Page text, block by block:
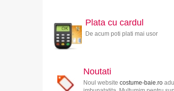
Plata cu cardul
De acum poti plati mai usor
Noutati
Noul website costume-baie.ro